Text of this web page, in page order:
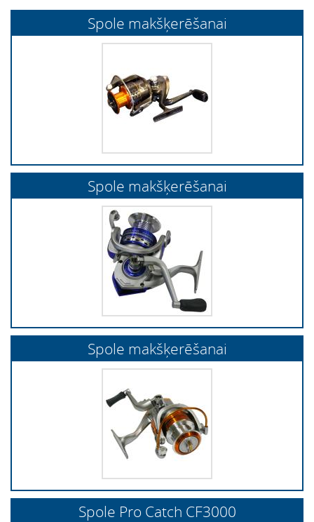
Spole makšķerēšanai
Spole makšķerēšanai
Spole makšķerēšanai
Spole Pro Catch CF3000